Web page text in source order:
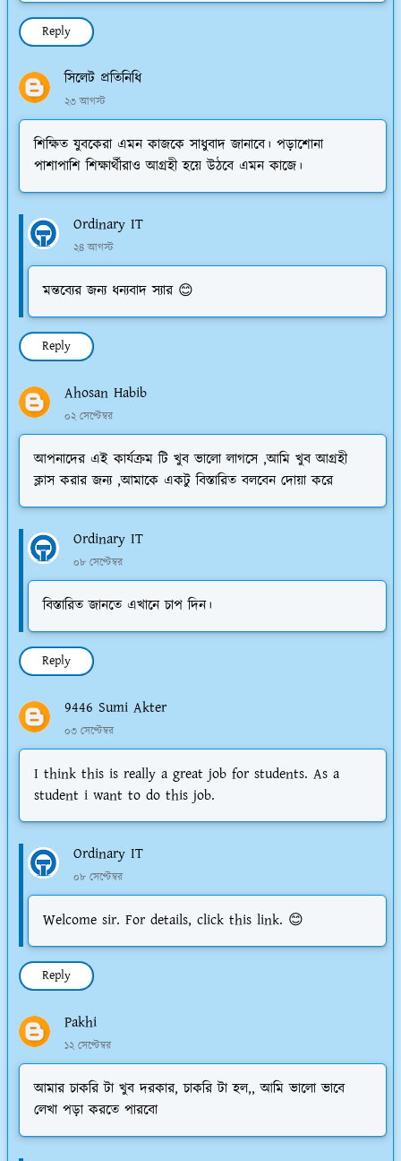
Reply
সিলেট প্রতিনিধি
২৩ আগস্ট
শিক্ষিত যুবকেরা এমন কাজকে সাধুবাদ জানাবে। পড়াশোনা
পাশাপাশি শিক্ষার্থীরাও আগ্রহী হয়ে উঠবে এমন কাজে।
Ordinary IT
২৪ আগস্ট
মন্তব্যের জন্য ধন্যবাদ স্যার 😊
Reply
Ahosan Habib
০২ সেপ্টেম্বর
আপনাদের এই কার্যক্রম টি খুব ভালো লাগসে ,আমি খুব আগ্রহী
ক্লাস করার জন্য ,আমাকে একটু বিস্তারিত বলবেন দোয়া করে
Ordinary IT
০৮ সেপ্টেম্বর
বিস্তারিত জানতে এখানে চাপ দিন।
Reply
9446 Sumi Akter
০৩ সেপ্টেম্বর
I think this is really a great job for students. As a
student i want to do this job.
Ordinary IT
০৮ সেপ্টেম্বর
Welcome sir. For details, click this link. 😊
Reply
Pakhi
১২ সেপ্টেম্বর
আমার চাকরি টা খুব দরকার, চাকরি টা হল,, আমি ভালো ভাবে
লেখা পড়া করতে পারবো